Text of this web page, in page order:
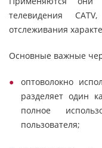
телевидения
отслеживания
Основные важные
оптоволокно
разделяет один
полное
пользователя;